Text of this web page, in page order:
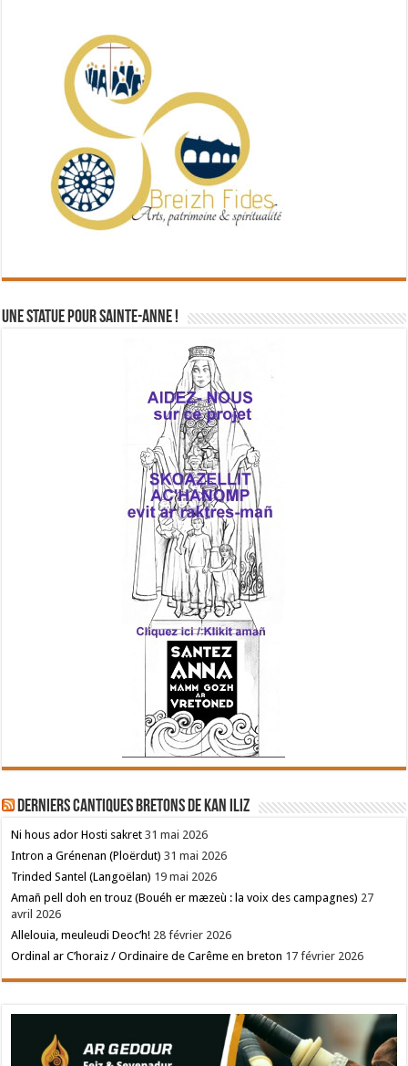
Une statue pour Sainte-Anne !
Derniers cantiques bretons de Kan Iliz
Ni hous ador Hosti sakret 31 mai 2026
Intron a Grénenan (Ploërdut) 31 mai 2026
Trinded Santel (Langoëlan) 19 mai 2026
Amañ pell doh en trouz (Bouéh er mæzeù : la voix des campagnes) 27
avril 2026
Allelouia, meuleudi Deoc’h! 28 février 2026
Ordinal ar C’horaiz / Ordinaire de Carême en breton 17 février 2026